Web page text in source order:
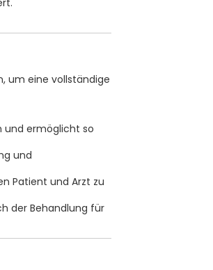
um eine vollständige
und ermöglicht so
und
Patient und Arzt zu
der Behandlung für